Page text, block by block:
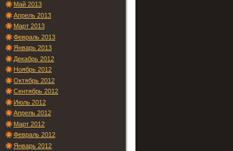
Май 2013
Апрель 2013
Март 2013
Февраль 2013
Январь 2013
Декабрь 2012
Ноябрь 2012
Октябрь 2012
Сентябрь 2012
Июль 2012
Апрель 2012
Март 2012
Февраль 2012
Январь 2012